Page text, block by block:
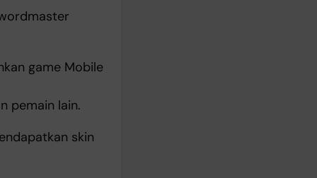
game Mobile
pemain lain.
skin